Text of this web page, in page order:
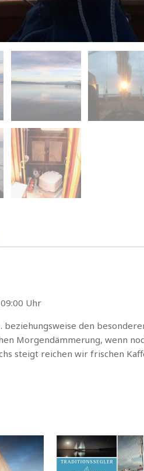
Uhr
den
Morgendämmerung, wenn
steigt reichen wir frischen